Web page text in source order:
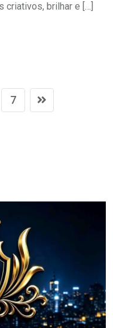
criativos, brilhar e […]
7